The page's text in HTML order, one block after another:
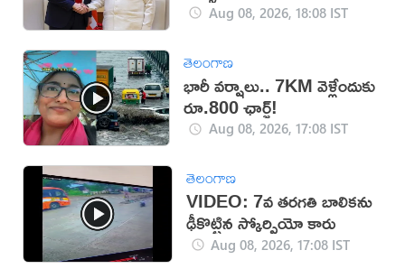
Aug 08, 2026, 18:08 IST
తెలంగాణ
భారీ వర్షాలు.. 7KM వెళ్లేందుకు
రూ.800 ఛార్జ్!
Aug 08, 2026, 17:08 IST
తెలంగాణ
VIDEO: 7వ తరగతి బాలికను
ఢీకొట్టిన స్కోర్పియో కారు
Aug 08, 2026, 17:08 IST